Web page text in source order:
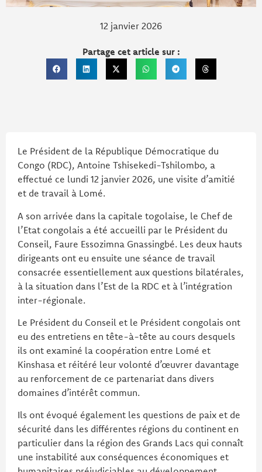
12 janvier 2026
Partage cet article sur :
Le Président de la République Démocratique du
Congo (RDC), Antoine Tshisekedi-Tshilombo, a
effectué ce lundi 12 janvier 2026, une visite d’amitié
et de travail à Lomé.
A son arrivée dans la capitale togolaise, le Chef de
l’Etat congolais a été accueilli par le Président du
Conseil, Faure Essozimna Gnassingbé. Les deux hauts
dirigeants ont eu ensuite une séance de travail
consacrée essentiellement aux questions bilatérales,
à la situation dans l’Est de la RDC et à l’intégration
inter-régionale.
Le Président du Conseil et le Président congolais ont
eu des entretiens en tête-à-tête au cours desquels
ils ont examiné la coopération entre Lomé et
Kinshasa et réitéré leur volonté d’œuvrer davantage
au renforcement de ce partenariat dans divers
domaines d’intérêt commun.
Ils ont évoqué également les questions de paix et de
sécurité dans les différentes régions du continent en
particulier dans la région des Grands Lacs qui connaît
une instabilité aux conséquences économiques et